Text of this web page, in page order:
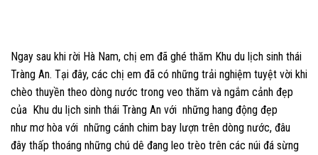
Ngay sau khi rời Hà Nam, chị em đã ghé thăm Khu du lịch sinh thái
Tràng An. Tại đây, các chị em đã có những trải nghiệm tuyệt vời khi
chèo thuyền theo dòng nước trong veo thăm và ngắm cảnh đẹp
của Khu du lịch sinh thái Tràng An với những hang động đẹp
như mơ hòa với những cánh chim bay lượn trên dòng nước, đâu
đây thấp thoáng những chú dê đang leo trèo trên các núi đá sừng